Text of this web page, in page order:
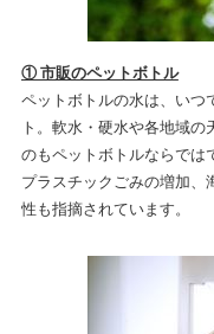
① 市販のペットボトル
ペットボトルの水は、いつ
ト。軟水・硬水や各地域
のもペットボトルならでは
プラスチックごみの増加、
性も指摘されています。